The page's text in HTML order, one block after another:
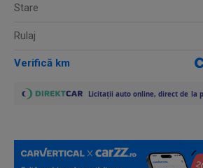
Stare
Rulaj
Verifică km